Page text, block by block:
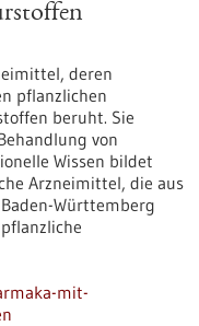
deren
pflanzlichen
beruht. Sie
von
Wissen bildet
Arzneimittel, die aus
Württemberg
mit-